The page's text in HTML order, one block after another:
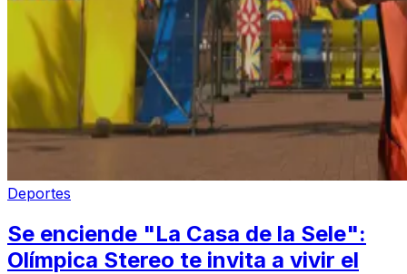
Deportes
Se enciende "La Casa de la Sele":
Olímpica Stereo te invita a vivir el